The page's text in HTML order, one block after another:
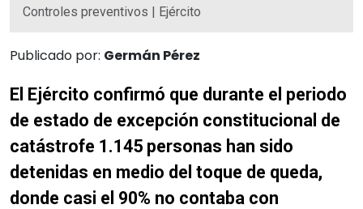
Controles preventivos | Ejército
Publicado por: Germán Pérez
El Ejército confirmó que durante el periodo
de estado de excepción constitucional de
catástrofe 1.145 personas han sido
detenidas en medio del toque de queda,
donde casi el 90% no contaba con